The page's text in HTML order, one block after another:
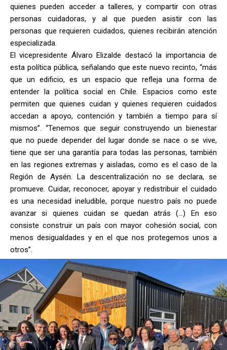
quienes pueden acceder a talleres, y compartir con otras
personas cuidadoras, y al que pueden asistir con las
personas que requieren cuidados, quienes recibirán atención
especializada.
El vicepresidente Álvaro Elizalde destacó la importancia de
esta política pública, señalando que este nuevo recinto, “más
que un edificio, es un espacio que refleja una forma de
entender la política social en Chile. Espacios como este
permiten que quienes cuidan y quienes requieren cuidados
accedan a apoyo, contención y también a tiempo para sí
mismos”. “Tenemos que seguir construyendo un bienestar
que no puede depender del lugar donde se nace o se vive,
tiene que ser una garantía para todas las personas, también
en las regiones extremas y aisladas, como es el caso de la
Región de Aysén. La descentralización no se declara, se
promueve. Cuidar, reconocer, apoyar y redistribuir el cuidado
es una necesidad ineludible, porque nuestro país no puede
avanzar si quienes cuidan se quedan atrás (…) En eso
consiste construir un país con mayor cohesión social, con
menos desigualdades y en el que nos protegemos unos a
otros”.